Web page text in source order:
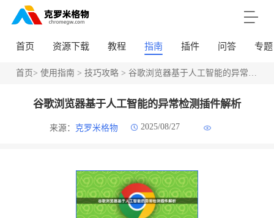
首页 资源下载 教程 指南 插件 问答 专题
首页> 使用指南 > 技巧攻略> 谷歌浏览器基于人工智能的异常检测插件解析
谷歌浏览器基于人工智能的异常检测插件解析
来源： 克罗米格物 2025/08/27